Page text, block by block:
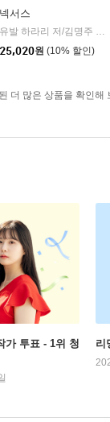
책들
넥서스
유발 하라리 저/김명주 역
25,020원 (10% 할인)
더 많은 상품을 확인해
가 투표 - 1위 청
리